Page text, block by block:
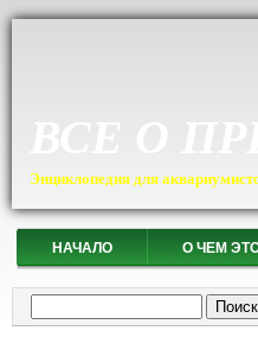
Энциклопедия для
НАЧАЛО О ЧЕМ